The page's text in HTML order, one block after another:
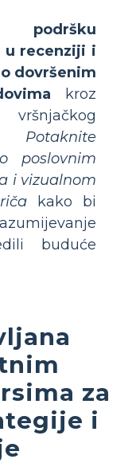
podršku
u recenziji i
dovršenim
kroz
Potaknite
poslovnim
i vizualnom
kako bi
buduće
za
i